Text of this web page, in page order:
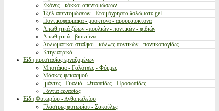
Σκόνες - κόκκοι απεντομώσεων
Τζέλ απεντομώσεων - Ετοιμόχρηστα δολώματα gel
Ποντικοφάρμακα - μυοκτόνα - αρουραιοκτόνα
Απωθητικά ζώων - πουλιών - ποντικών - φιδιών
Απωθητικά - βιοκτόνα
Δολωματικοί σταθμοί - κόλλες ποντικών - ποντικοπαγίδες
Κτηνιατρικά
Είδη προστασίας εργαζομένων
Μποτάκια - Γαλότσες - Φόρμες
Μάσκες ψεκασμού
Ιμάντες - Γυαλιά - Ωτασπίδες - Προσωπίδες
Γάντια εργασίας
Είδη Φυτωρίου - Ανθοπωλείου
Γλάστρες φυτωρίου - Σακούλες